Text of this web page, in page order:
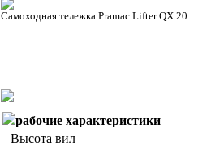
Самоходная тележка Pramac Lifter QX 20
рабочие характеристики
Высота вил